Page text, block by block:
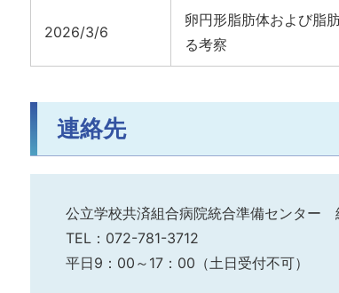
2026/3/6
卵円形脂肪体および脂
る考察
連絡先
公立学校共済組合病院統合準備センター
TEL：072-781-3712
平日9：00～17：00（土日受付不可）